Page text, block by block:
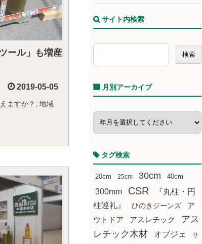
ール」も増産
2019-05-05
ますか？
地域
サイト内検索
月別アーカイブ
タグ検索
20cm 25cm 30cm 40cm
300mm CSR
『丸柱・円
柱巡礼』
ひのきジーンズ
ア
ウトドア
アスレチック
アス
レチック木材
オブジェ
サ